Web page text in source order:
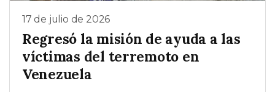
17 de julio de 2026
Regresó la misión de ayuda a las
víctimas del terremoto en
Venezuela